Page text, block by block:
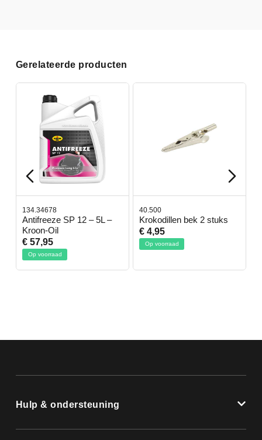
Gerelateerde producten
134.34678
Antifreeze SP 12 – 5L –
Kroon-Oil
€ 57,95
Op voorraad
40.500
Krokodillen bek 2 stuks
€ 4,95
Op voorraad
Hulp & ondersteuning